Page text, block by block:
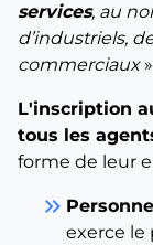
services, au
d’industriels,
commerciaux
L'inscription
tous les
forme de leur
keyboard_double_arrow_right
exerce le